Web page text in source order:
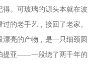
得。可玻璃的源头本就在
的老手艺，接回了老家。
漂亮的产物，是一只细颈
提亚——一段绕了两千年的